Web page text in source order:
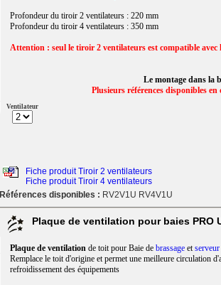
Profondeur du tiroir 2 ventilateurs : 220 mm
Profondeur du tiroir 4 ventilateurs : 350 mm
Attention : seul le tiroir 2 ventilateurs est compatible avec
Le montage dans la
Plusieurs références disponibles
Ventilateur
Fiche produit Tiroir 2 ventilateurs
Fiche produit Tiroir 4 ventilateurs
Références disponibles : RV2V1U RV4V1U
Plaque de ventilation pour baies PRO
Plaque de ventilation de toit pour Baie de brassageetserveur
Remplace le toit d'origine et permet une meilleure circulation
refroidissement des équipements